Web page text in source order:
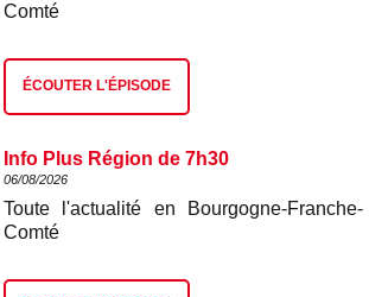
Comté
ÉCOUTER L'ÉPISODE
Info Plus Région de 7h30
06/08/2026
Toute l'actualité en Bourgogne-Franche-
Comté